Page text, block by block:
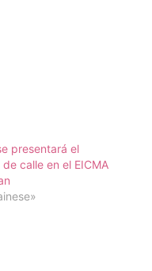
presentará el
calle en el EICMA